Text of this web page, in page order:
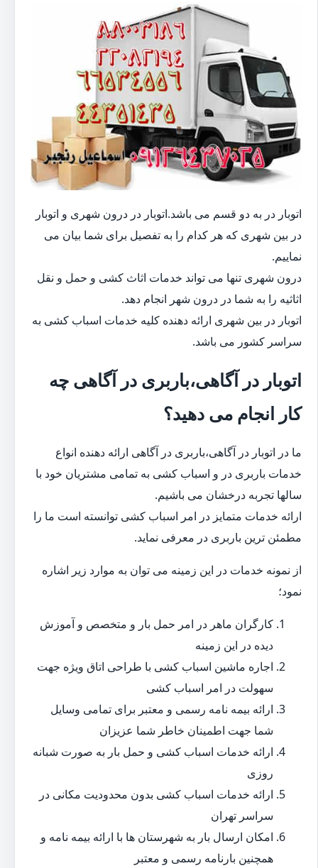
اتوبار در به دو قسم می باشد.اتوبار در درون شهری و اتوبار
در بین شهری که هر کدام را به تفصیل برای شما بیان می
نماییم.
درون شهری تنها می تواند خدمات اثاث کشی و حمل و نقل
اثاثیه را به شما در درون شهر انجام دهد.
اتوبار در بین شهری ارائه دهنده کلیه خدمات اسباب کشی به
سراسر کشور می باشد.
اتوبار در آگاهی،باربری در آگاهی چه
کار انجام می دهید؟
ما در اتوبار در آگاهی،باربری در آگاهی ارائه دهنده انواع
خدمات باربری در و اسباب کشی به تمامی مشتریان خود با
سالها تجربه درخشان می باشیم.
ارائه خدمات متمایز در امر اسباب کشی توانسته است ما را
مطمئن ترین باربری در معرفی نماید.
از نمونه خدمات در این زمینه می توان به موارد زیر اشاره
نمود؛
کارگران ماهر در امر حمل بار و متخصص و آموزش
دیده در این زمینه
اجاره ماشین اسباب کشی با طراحی اتاق ویژه جهت
سهولت در امر اسباب کشی
ارائه بیمه نامه رسمی و معتبر برای تمامی وسایل
شما جهت اطمینان خاطر شما عزیزان
ارائه خدمات اسباب کشی و حمل بار به صورت شبانه
روزی
ارائه خدمات اسباب کشی بدون محدودیت مکانی در
سراسر تهران
امکان ارسال بار به شهرستان ها با ارائه بیمه نامه و
همچنین بارنامه رسمی و معتبر